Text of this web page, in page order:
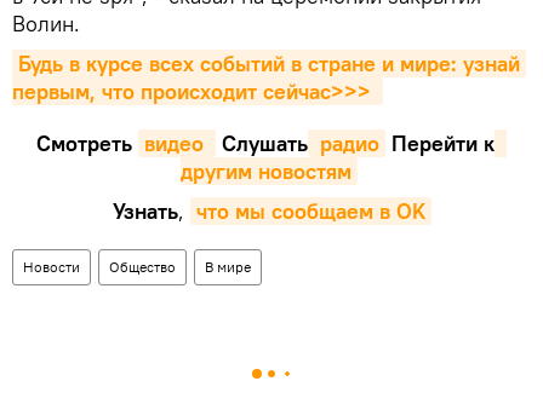
Волин.
Будь в курсе всех событий в стране и мире: узнай
первым, что происходит сейчаc>>>
Смотреть видео Cлушать радио Перейти к
другим новостям
Узнать, что мы сообщаем в OK
Новости Общество В мире